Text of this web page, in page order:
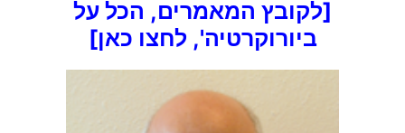
[לקובץ המאמרים, הכל על
ביורוקרטיה', לחצו כאן]